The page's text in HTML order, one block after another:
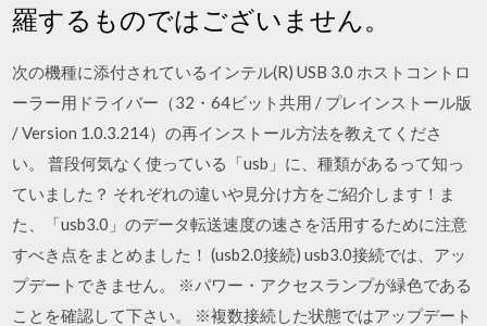
羅するものではございません。
次の機種に添付されているインテル(R) USB 3.0 ホストコントロ
ーラー用ドライバー（32・64ビット共用 / プレインストール版
/ Version 1.0.3.214）の再インストール方法を教えてくださ
い。 普段何気なく使っている「usb」に、種類があるって知っ
ていました？ それぞれの違いや見分け方をご紹介します！ま
た、「usb3.0」のデータ転送速度の速さを活用するために注意
すべき点をまとめました！ (usb2.0接続) usb3.0接続では、アッ
プデートできません。 ※パワー・アクセスランプが緑色である
ことを確認して下さい。 ※複数接続した状態ではアップデート